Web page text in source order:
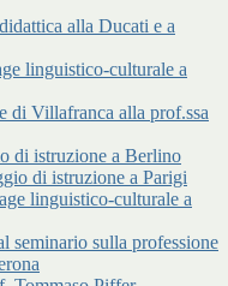
alla Ducati e a
linguistico-culturale a
di Villafranca alla prof.ssa
di istruzione a Berlino
di istruzione a Parigi
linguistico-culturale a
seminario sulla professione